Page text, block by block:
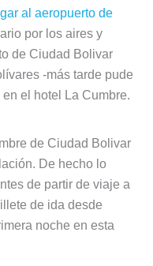
al aeropuerto de
por los aires y
de Ciudad Bolivar
-más tarde pude
el hotel La Cumbre.
de Ciudad Bolivar
De hecho lo
de partir de viaje a
de ida desde
noche en esta